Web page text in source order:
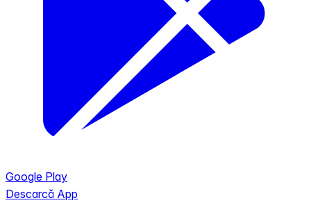
Google Play
Descarcă App